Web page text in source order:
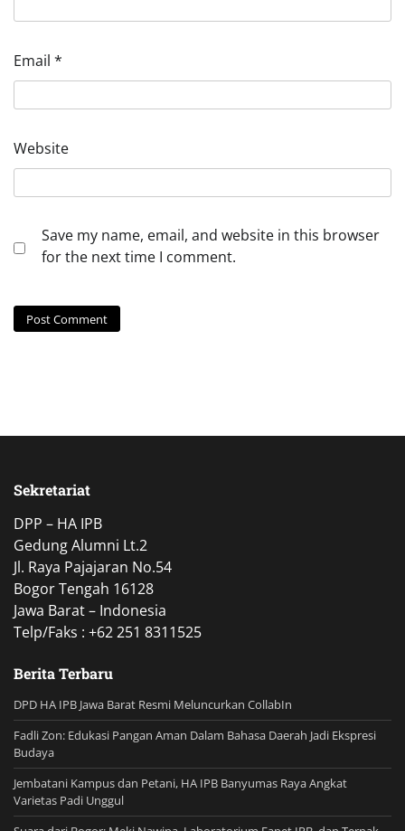
Email *
Website
Save my name, email, and website in this browser
for the next time I comment.
Sekretariat
DPP – HA IPB
Gedung Alumni Lt.2
Jl. Raya Pajajaran No.54
Bogor Tengah 16128
Jawa Barat – Indonesia
Telp/Faks : +62 251 8311525
Berita Terbaru
DPD HA IPB Jawa Barat Resmi Meluncurkan CollabIn
Fadli Zon: Edukasi Pangan Aman Dalam Bahasa Daerah Jadi Ekspresi
Budaya
Jembatani Kampus dan Petani, HA IPB Banyumas Raya Angkat
Varietas Padi Unggul